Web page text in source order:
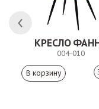
КРЕСЛО
004-010